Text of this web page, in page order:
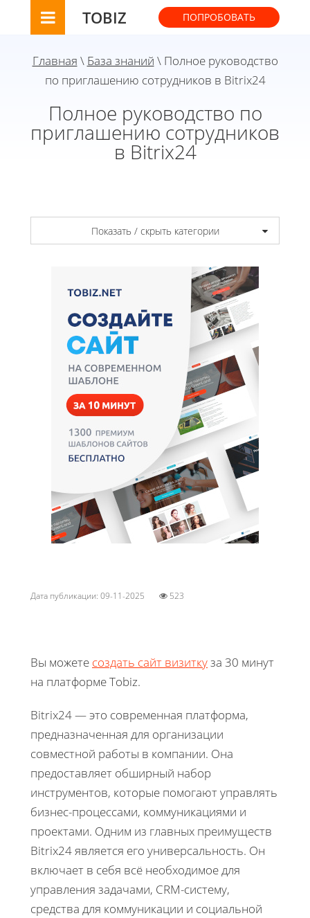
TOBIZ ПОПРОБОВАТЬ
Главная \ База знаний \ Полное руководство
по приглашению сотрудников в Bitrix24
Полное руководство по
приглашению сотрудников
в Bitrix24
Показать / скрыть категории
Дата публикации: 09-11-2025 523
Вы можете создать сайт визиткуза 30 минут
на платформе Tobiz.
Bitrix24 — это современная платформа,
предназначенная для организации
совместной работы в компании. Она
предоставляет обширный набор
инструментов, которые помогают управлять
бизнес-процессами, коммуникациями и
проектами. Одним из главных преимуществ
Bitrix24 является его универсальность. Он
включает в себя всё необходимое для
управления задачами, CRM-систему,
средства для коммуникации и социальной